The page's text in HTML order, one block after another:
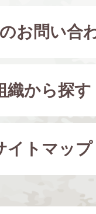
お問い合
織から探す
イトマップ